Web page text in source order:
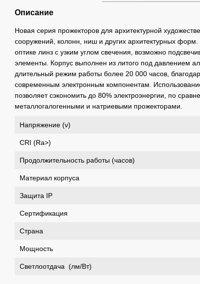
Описание
Новая серия прожекторов для архитектурной
сооружений, колонн, ниш и других архитектурных
оптике линз с узким углом свечения, возможно
элементы. Корпус выполнен из литого под давлением
длительный режим работы более 20 000 часов,
современным электронным компонентам.
позволяет сэкономить до 80% электроэнергии, по
металлогалогенными и натриевыми прожекторами.
Напряжение (v)
CRI (Ra>)
Продолжительность работы (часов)
Материал корпуса
Защита IP
Сертификация
Страна
Мощность
Светлоотдача (лм/Вт)